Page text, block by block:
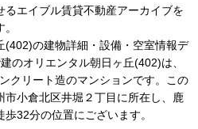
エイブル賃貸不動産アーカイブを
(402)の建物詳細・設備・空室情報デ
のオリエンタル朝日ヶ丘(402)は、
クリート造のマンションです。この
小倉北区井堀２丁目に所在し、鹿
32分の位置にございます。